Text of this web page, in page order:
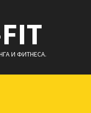
И ФИТНЕСА.